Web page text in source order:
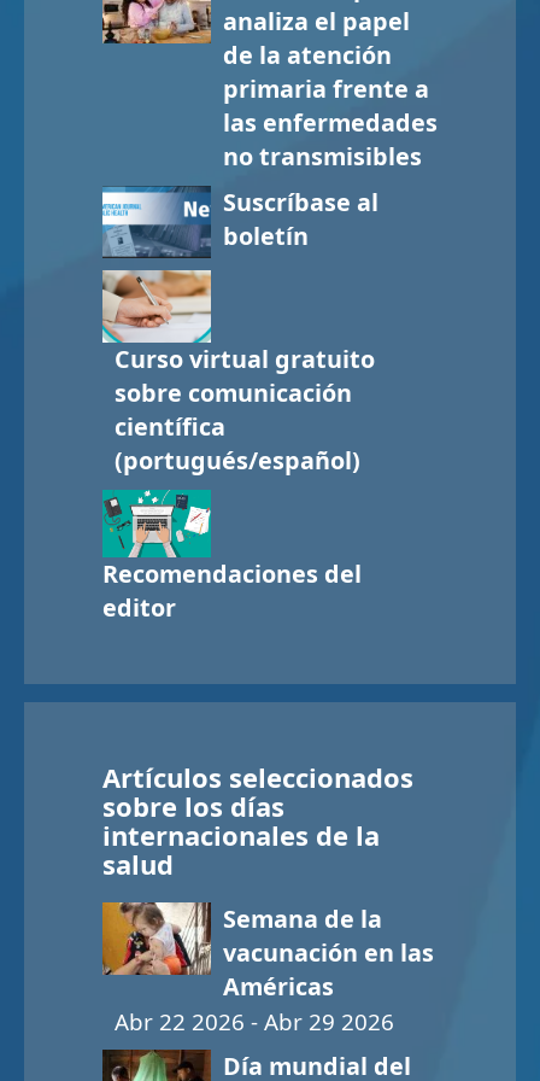
analiza el papel
de la atención
primaria frente a
las enfermedades
no transmisibles
Suscríbase al
boletín
Curso virtual gratuito
sobre comunicación
científica
(portugués/español)
Recomendaciones del
editor
Artículos seleccionados
sobre los días
internacionales de la
salud
Semana de la
vacunación en las
Américas
Abr 22 2026 - Abr 29 2026
Día mundial del